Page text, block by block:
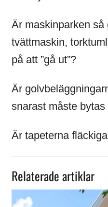
Är maskinparken så
tvättmaskin,
på att ”gå ut”?
Är
snarast måste bytas
Är tapeterna
Relaterade artiklar